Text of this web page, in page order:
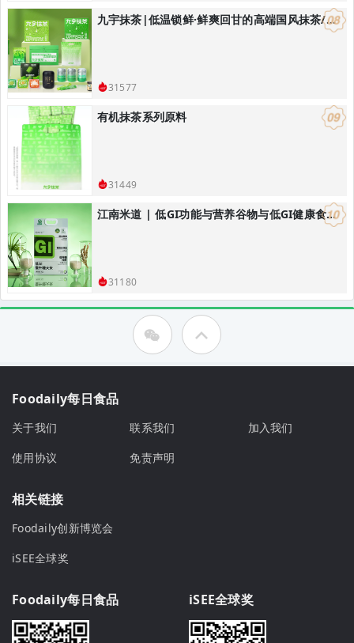
九宇抹茶|低温锁鲜·鲜爽回甘的高端国风抹茶/饮品烘焙解决方案
31577
有机抹茶系列原料
31449
江南米道 | 低GI功能与营养谷物与低GI健康食品研发，低GI健康主食解决方案
31180
Foodaily每日食品
关于我们 联系我们
加入我们
使用协议
免责声明
相关链接
Foodaily创新博览会
iSEE全球奖
Foodaily每日食品 iSEE全球奖